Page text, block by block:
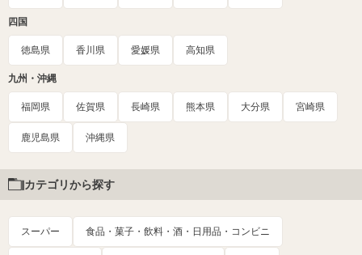
四国
徳島県 香川県 愛媛県 高知県
九州・沖縄
福岡県 佐賀県 長崎県 熊本県 大分県 宮崎県
鹿児島県 沖縄県
カテゴリから探す
スーパー 食品・菓子・飲料・酒・日用品・コンビニ